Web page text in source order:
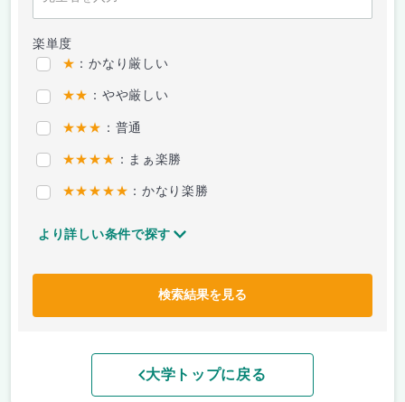
楽単度
★ ：かなり厳しい
★★ ：やや厳しい
★★★ ：普通
★★★★ ：まぁ楽勝
★★★★★ ：かなり楽勝
より詳しい条件で探す
検索結果を見る
大学トップに戻る